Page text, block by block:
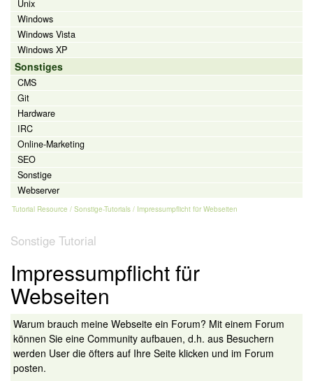
Unix
Windows
Windows Vista
Windows XP
Sonstiges
CMS
Git
Hardware
IRC
Online-Marketing
SEO
Sonstige
Webserver
Tutorial Resource / Sonstige-Tutorials / Impressumpflicht für Webseiten
Sonstige Tutorial
Impressumpflicht für
Webseiten
Warum brauch meine Webseite ein Forum? Mit einem Forum
können Sie eine Community aufbauen, d.h. aus Besuchern
werden User die öfters auf Ihre Seite klicken und im Forum
posten.